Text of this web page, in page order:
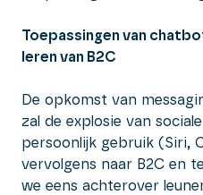
Toepassingen van
leren van B2C
De opkomst van
zal de explosie van
persoonlijk gebruik (Siri,
vervolgens naar B2C en
we eens achterover